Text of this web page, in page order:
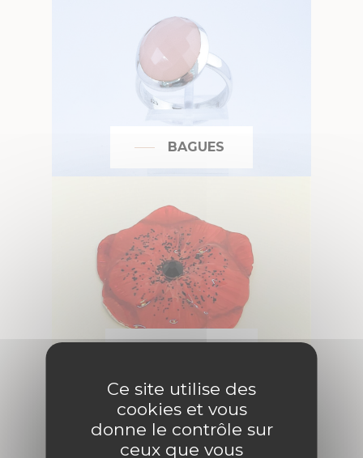
BAGUES
Ce site utilise des
cookies et vous
donne le contrôle sur
ceux que vous